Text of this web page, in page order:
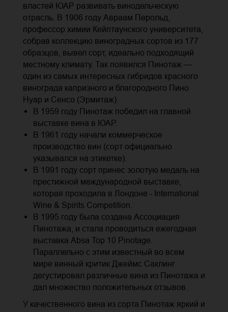
властей ЮАР развивать винодельческую
отрасль. В 1906 году Авраам Перольд,
профессор химии Кейптаунского университета,
собрав коллекцию виноградных сортов из 177
образцов, вывел сорт, идеально подходящий
местному климату. Так появился Пинотаж —
один из самых интересных гибридов красного
винограда капризного и благородного Пино
Нуар и Сенсо (Эрмитаж).
В 1959 году Пинотаж победил на главной
выставке вина в ЮАР.
В 1961 году начали коммерческое
производство вин (сорт официально
указывался на этикетке).
В 1991 году сорт принес золотую медаль на
престижной международной выставке,
которая проходила в Лондоне - International
Wine & Spirits Competition.
В 1995 году была создана Ассоциация
Пинотажа, и стала проводиться ежегодная
выставка Absa Top 10 Pinotage.
Параллельно с этим известный во всем
мире винный критик Джеймс Саклинг
дегустировал различные вина из Пинотажа и
дал множество положительных отзывов.
У качественного вина из сорта Пинотаж яркий и